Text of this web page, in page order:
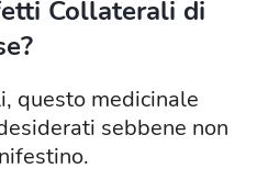
Collaterali di
questo medicinale
sebbene non